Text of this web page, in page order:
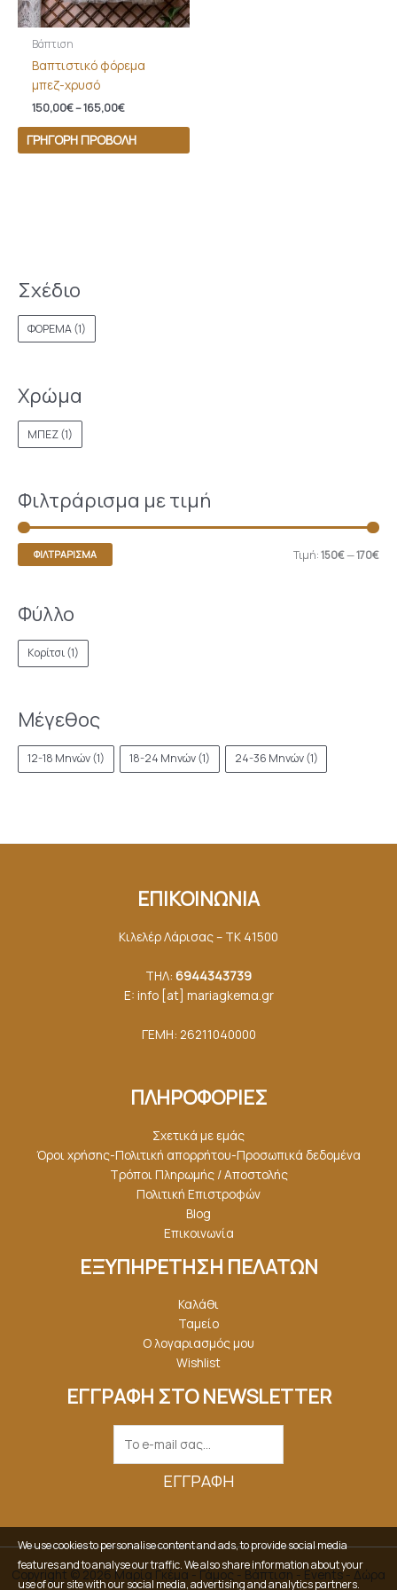
Σχέδιο
ΦΟΡΕΜΑ(1)
Χρώμα
ΜΠΕΖ(1)
Φιλτράρισμα με τιμή
ΦΙΛΤΡΆΡΙΣΜΑ Τιμή:150€—170€
Φύλλο
Κορίτσι(1)
Μέγεθος
12-18 Μηνών(1) 18-24 Μηνών(1) 24-36 Μηνών (1)
Βάπτιση
Βαπτιστικό φόρεμα
μπεζ-χρυσό
150,00€–165,00€
ΓΡΉΓΟΡΗ ΠΡΟΒΟΛΉ
ΕΠΙΚΟΙΝΩΝΙΑ
Κιλελέρ Λάρισας – ΤΚ 41500
ΤΗΛ: 6944343739
E: info [at] mariagkemα.gr
ΓΕΜΗ: 26211040000
ΠΛΗΡΟΦΟΡΙΕΣ
Σχετικά με εμάς
Όροι χρήσης-Πολιτική απορρήτου-Προσωπικά δεδομένα
Τρόποι Πληρωμής / Αποστολής
Πολιτική Επιστροφών
Blog
Επικοινωνία
ΕΞΥΠΗΡΕΤΗΣΗ ΠΕΛΑΤΩΝ
Καλάθι
Ταμείο
Ο λογαριασμός μου
Wishlist
ΕΓΓΡΑΦΗ ΣΤΟ NEWSLETTER
ΕΓΓΡΑΦΉ
Copyright © 2026 Μαρία Γκέμα - Γάμος - Βάπτιση - Events - Δώρα
We use cookies to personalise content and ads, to provide social media
features and to analyse our traffic. We also share information about your
use of our site with our social media, advertising and analytics partners.